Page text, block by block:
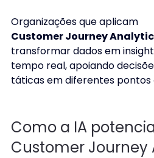
Organizações que aplicam
Customer Journey
transformar dados em
tempo real, apoiando
táticas em diferentes pontos
Como a IA
Customer Journey